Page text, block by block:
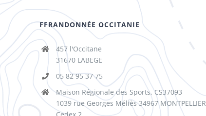
FFRANDONNÉE OCCITANIE
457 l'Occitane
31670 LABEGE
05 82 95 37 75
Maison Régionale des Sports, CS37093
1039 rue Georges Méliès 34967 MONTPELLIER